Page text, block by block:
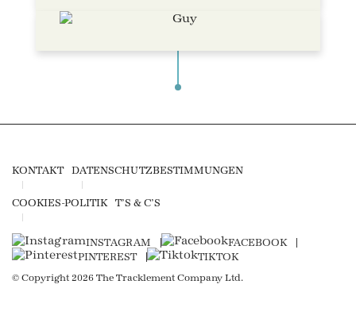
KONTAKT DATENSCHUTZBESTIMMUNGEN
COOKIES-POLITIK T’S & C’S
INSTAGRAM
FACEBOOK
PINTEREST
TIKTOK
© Copyright 2026 The Tracklement Company Ltd.